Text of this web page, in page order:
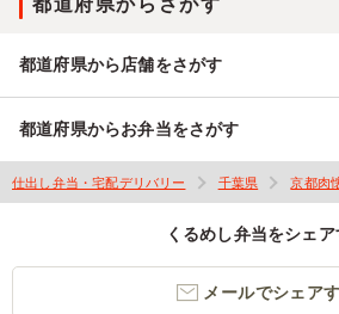
都道府県からさがす
都道府県から店舗をさがす
都道府県からお弁当をさがす
仕出し弁当・宅配デリバリー 千葉県 京都肉
くるめし弁当をシェア
メールでシェア